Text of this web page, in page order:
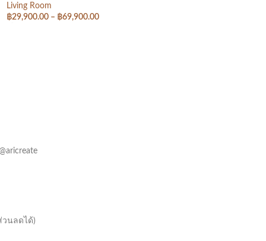
Living Room
฿29,900.00 – ฿69,900.00
วนลดได้)